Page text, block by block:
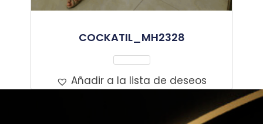
COCKATIL_MH2328
Leer Más
Añadir a la lista de deseos